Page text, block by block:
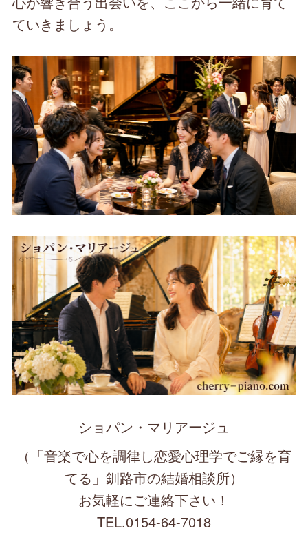
ていきましょう。
ショパン・マリアージュ
（「音楽で心を調律し恋愛心理学でご縁を育
てる」釧路市の結婚相談所）
お気軽にご連絡下さい！
TEL.0154-64-7018